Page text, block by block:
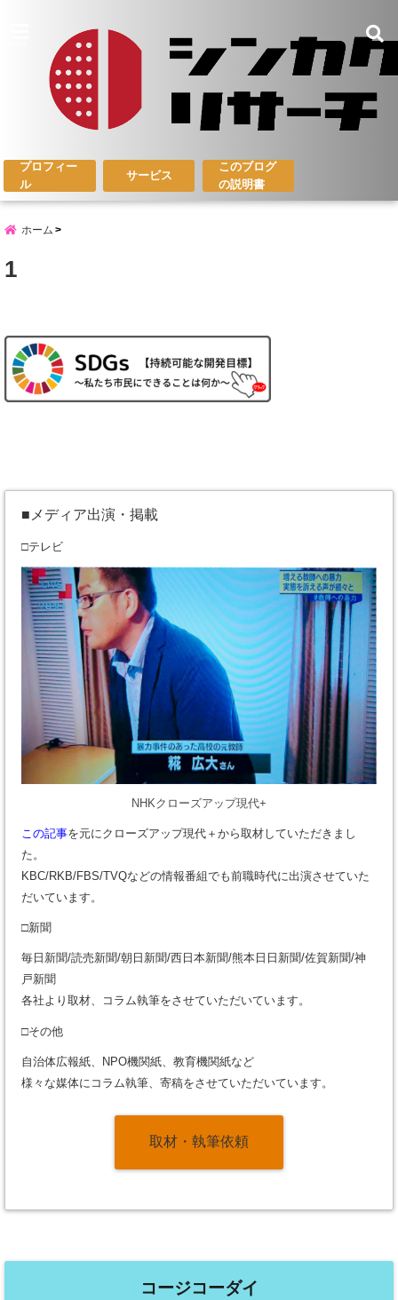
プロフィー
ル
サービス
このブログ
の説明書
ホーム
1
■メディア出演・掲載
□テレビ
NHKクローズアップ現代+
この記事を元にクローズアップ現代＋から取材していただきまし
た。
KBC/RKB/FBS/TVQなどの情報番組でも前職時代に出演させていた
だいています。
□新聞
毎日新聞/読売新聞/朝日新聞/西日本新聞/熊本日日新聞/佐賀新聞/神
戸新聞
各社より取材、コラム執筆をさせていただいています。
□その他
自治体広報紙、NPO機関紙、教育機関紙など
様々な媒体にコラム執筆、寄稿をさせていただいています。
取材・執筆依頼
コージコーダイ